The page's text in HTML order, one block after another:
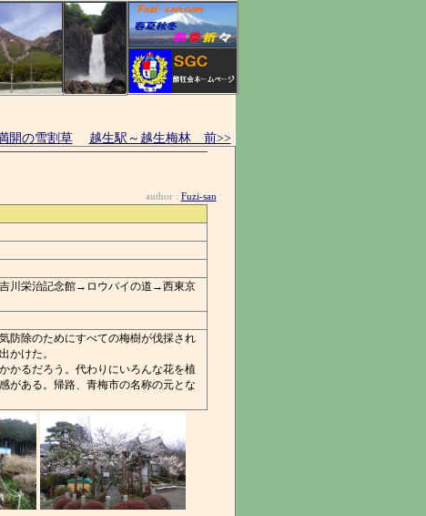
開の雪割草
越生駅～越生梅林 前>>
author : Fuzi-san
川栄治記念館→ロウバイの道→西東京
防除のためにすべての梅樹が伐採され
かけた。
かるだろう。代わりにいろんな花を植
がある。帰路、青梅市の名称の元とな